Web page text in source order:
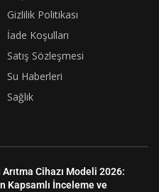
Gizlilik Politikası
İade Koşulları
Satış Sözleşmesi
Su Haberleri
Sağlık
Arıtma Cihazı Modeli 2026:
Kapsamlı İnceleme ve